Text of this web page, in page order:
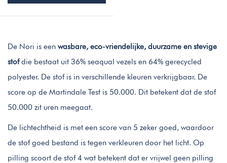
De Nori is een wasbare, eco-vriendelijke, duurzame en stevige
stofdie bestaat uit 36% seaqual vezels en 64% gerecycled
polyester. De stof is in verschillende kleuren verkrijgbaar. De
score op de Martindale Test is 50.000. Dit betekent dat de stof
50.000 zit uren meegaat.
De lichtechtheid is met een score van 5 zeker goed, waardoor
de stof goed bestand is tegen verkleuren door het licht. Op
pilling scoort de stof 4 wat betekent dat er vrijwel geen pilling